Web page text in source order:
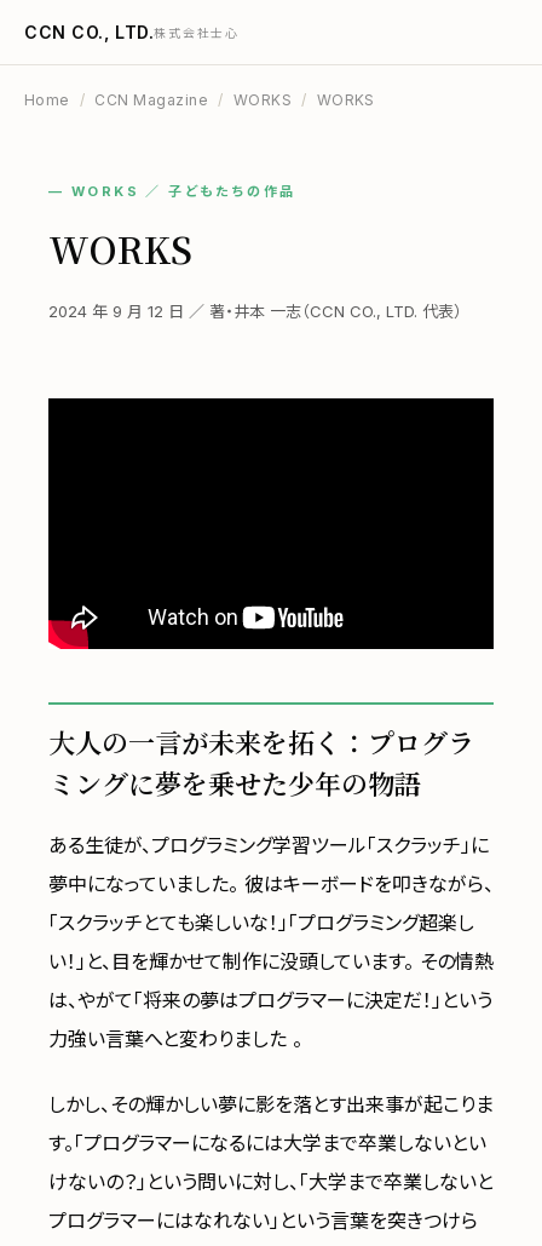
CCN CO., LTD.株式会社士心
Home / CCN Magazine / WORKS / WORKS
— WORKS ／ 子どもたちの作品
WORKS
2024 年 9 月 12 日 ／ 著・井本 一志（CCN CO., LTD. 代表）
大人の一言が未来を拓く：プログラ
ミングに夢を乗せた少年の物語
ある生徒が、プログラミング学習ツール「スクラッチ」に
夢中になっていました。 彼はキーボードを叩きながら、
「スクラッチとても楽しいな！」「プログラミング超楽し
い！」と、目を輝かせて制作に没頭しています。 その情熱
は、やがて「将来の夢はプログラマーに決定だ！」という
力強い言葉へと変わりました 。
しかし、その輝かしい夢に影を落とす出来事が起こりま
す。「プログラマーになるには大学まで卒業しないとい
けないの？」という問いに対し、「大学まで卒業しないと
プログラマーにはなれない」という言葉を突きつけら